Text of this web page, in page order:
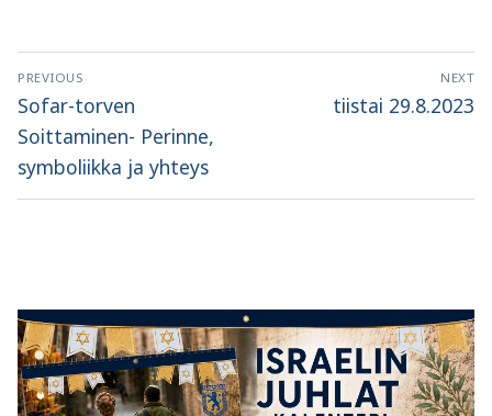
Artikkelien
selaus
PREVIOUS
Previous
post:
Sofar-torven
Soittaminen- Perinne,
symboliikka ja yhteys
NEXT
Next
tiistai 29.8.2023